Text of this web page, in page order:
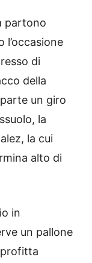
partono
di
della
un giro
la
la cui
alto di
in
un pallone